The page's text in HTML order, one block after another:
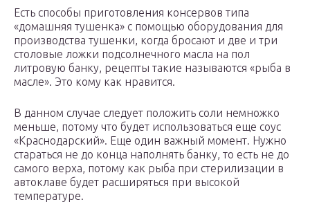
Есть способы приготовления консервов типа
«домашняя тушенка» с помощью оборудования для
производства тушенки, когда бросают и две и три
столовые ложки подсолнечного масла на пол
литровую банку, рецепты такие называются «рыба в
масле». Это кому как нравится.
В данном случае следует положить соли немножко
меньше, потому что будет использоваться еще соус
«Краснодарский». Еще один важный момент. Нужно
стараться не до конца наполнять банку, то есть не до
самого верха, потому как рыба при стерилизации в
автоклаве будет расширяться при высокой
температуре.